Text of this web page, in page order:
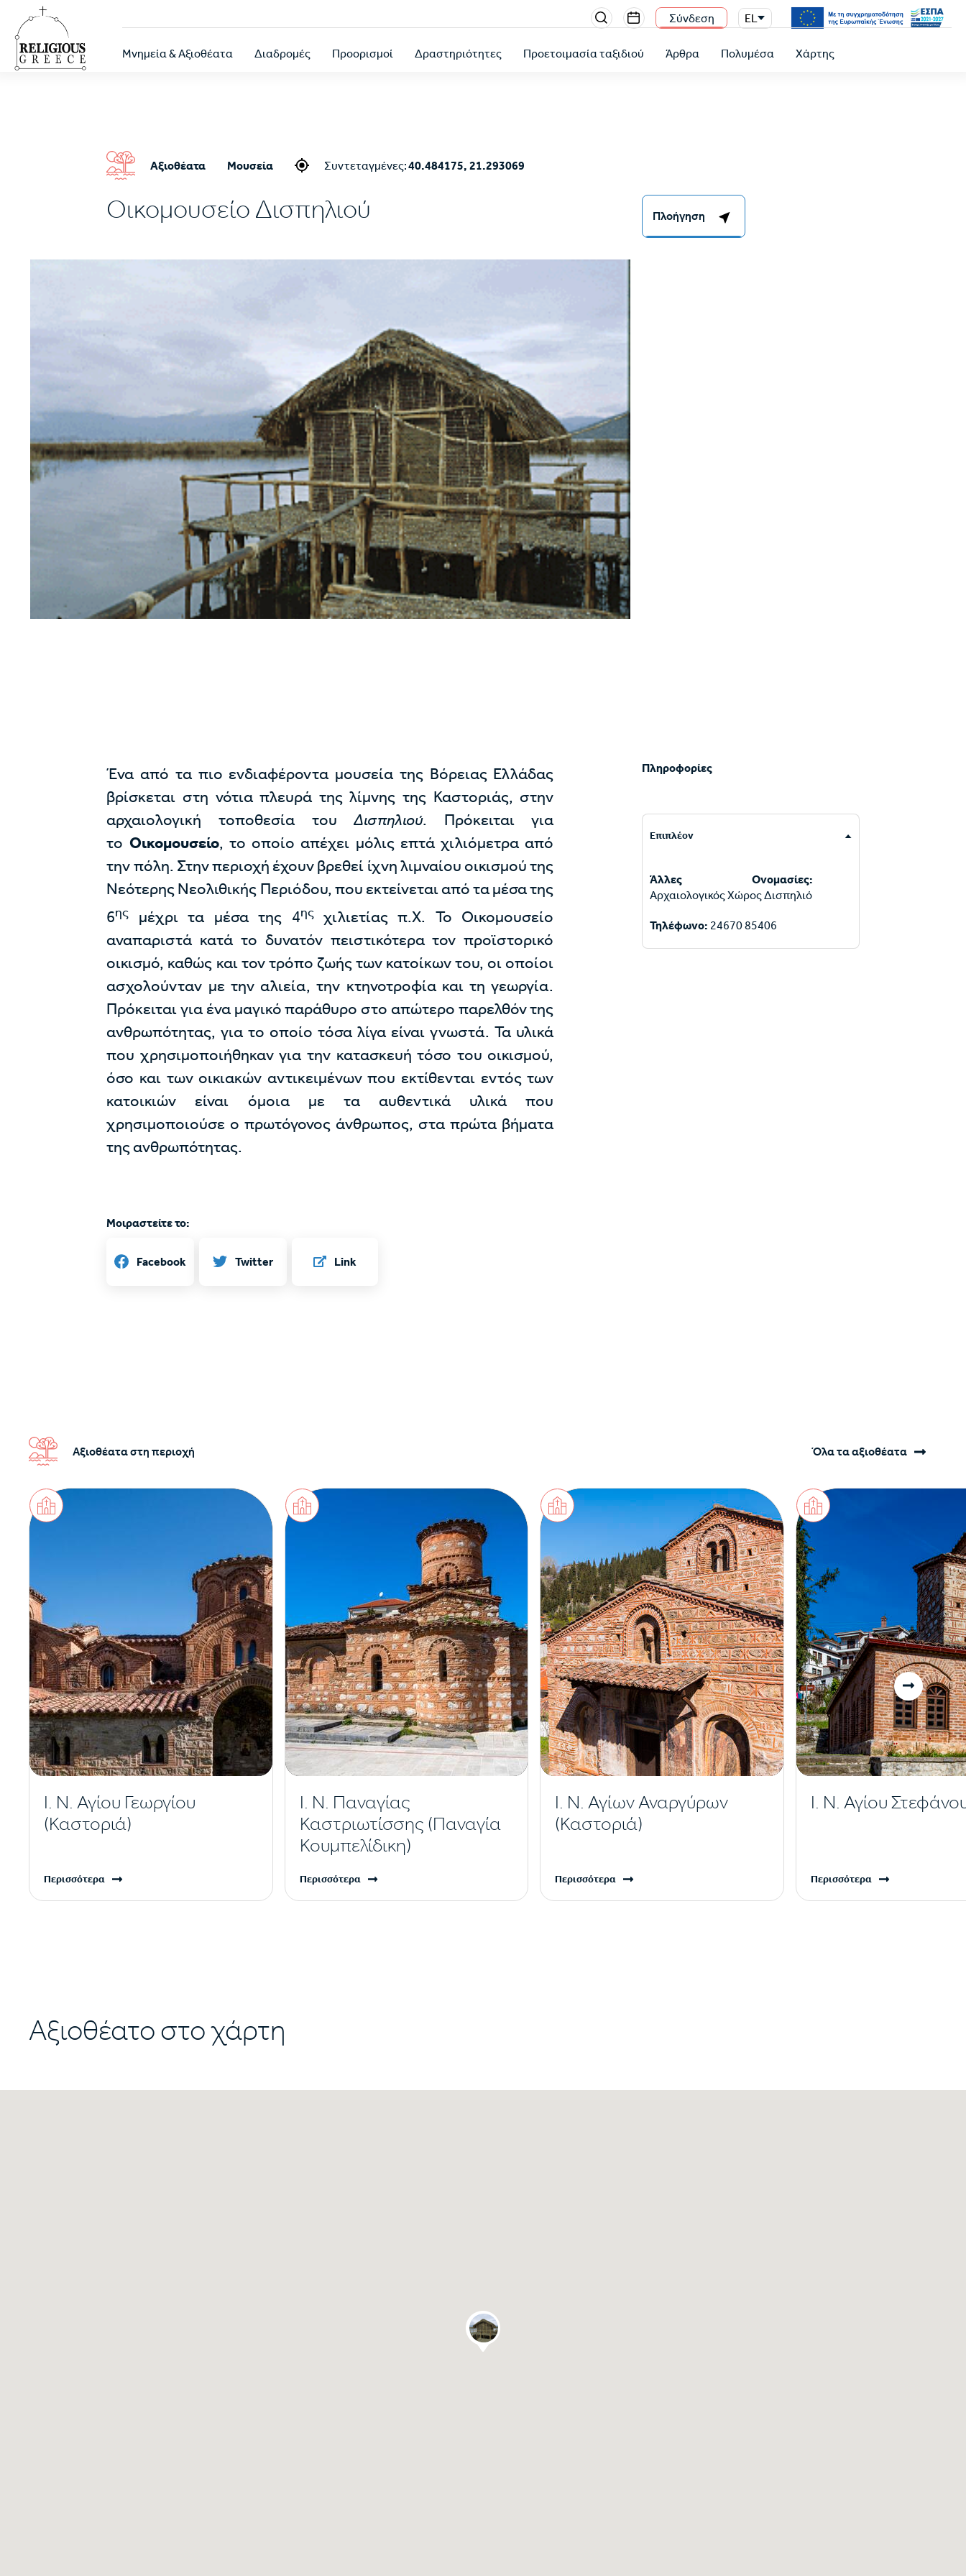
Παράκαμψη
προς
κυρίως
περιεχόμενο
Menu
right
Σύνδεση EL
Κεντρική
πλοήγηση
Μνημεία & Αξιοθέατα Διαδρομές Προορισμοί Δραστηριότητες Προετοιμασία ταξιδιού Άρθρα Πολυμέσα Χάρτης
Αξιοθέατα Μουσεία Συντεταγμένες:40.484175, 21.293069
Οικομουσείο Δισπηλιού Πλοήγηση
Ένα από τα πιο ενδιαφέροντα μουσεία της Βόρειας Ελλάδας
βρίσκεται στη νότια πλευρά της λίμνης της Καστοριάς, στην
αρχαιολογική τοποθεσία τουΔισπηλιού. Πρόκειται για
το Οικομουσείο, το οποίο απέχει μόλις επτά χιλιόμετρα από
την πόλη. Στην περιοχή έχουν βρεθεί ίχνη λιμναίου οικισμού της
Νεότερης Νεολιθικής Περιόδου, που εκτείνεται από τα μέσα της
6ης μέχρι τα μέσα της 4ηςχιλιετίας π.Χ. Το Οικομουσείο
αναπαριστά κατά το δυνατόν πειστικότερα τον προϊστορικό
οικισμό, καθώς και τον τρόπο ζωής των κατοίκων του, οι οποίοι
ασχολούνταν με την αλιεία, την κτηνοτροφία και τη γεωργία.
Πρόκειται για ένα μαγικό παράθυρο στο απώτερο παρελθόν της
ανθρωπότητας, για το οποίο τόσα λίγα είναι γνωστά. Τα υλικά
που χρησιμοποιήθηκαν για την κατασκευή τόσο του οικισμού,
όσο και των οικιακών αντικειμένων που εκτίθενται εντός των
κατοικιών είναι όμοια με τα αυθεντικά υλικά που
χρησιμοποιούσε ο πρωτόγονος άνθρωπος, στα πρώτα βήματα
της ανθρωπότητας.
Πληροφορίες
Επιπλέον
Άλλες Ονομασίες:
Αρχαιολογικός Χώρος Δισπηλιό
Τηλέφωνο: 24670 85406
Μοιραστείτε το:
Facebook Twitter Link
Αξιοθέατα στη περιοχή Όλα τα αξιοθέατα
Ι. Ν. Αγίου Γεωργίου
(Καστοριά)
Περισσότερα
Ι. Ν. Παναγίας
Καστριωτίσσης (Παναγία
Κουμπελίδικη)
Περισσότερα
Ι. Ν. Αγίων Αναργύρων
(Καστοριά)
Περισσότερα
Ι. Ν. Αγίου
Περισσότερα
Αξιοθέατο στο χάρτη